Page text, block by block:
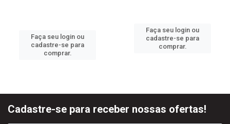
Faça seu login ou
cadastre-se para
comprar.
Faça seu login ou
cadastre-se para
comprar.
Cadastre-se para receber nossas ofertas!